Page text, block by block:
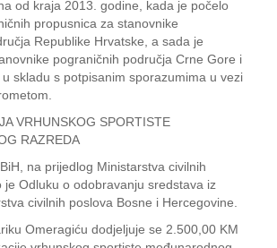
od kraja 2013. godine, kada je počelo
propusnica za stanovnike
Republike Hrvatske, a sada je
pograničnih područja Crne Gore i
skladu s potpisanim sporazumima u vezi
VRHUNSKOG SPORTISTE
RAZREDA
na prijedlog Ministarstva civilnih
je Odluku o odobravanju sredstava iz
civilnih poslova Bosne i Hercegovine.
Omeragiću dodjeljuje se 2.500,00 KM